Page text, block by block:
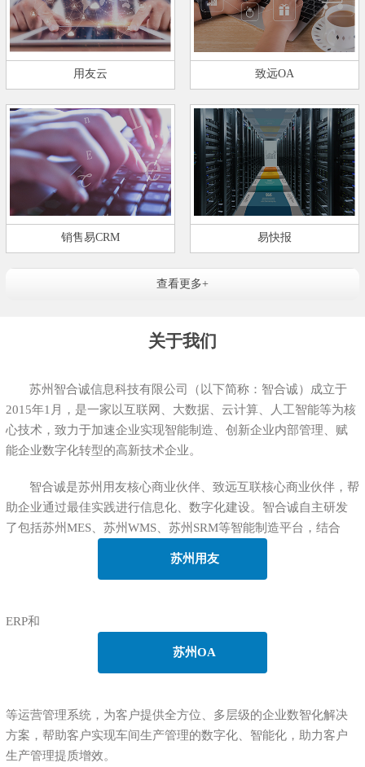
用友云 致远OA
销售易CRM 易快报
查看更多+
关于我们
苏州智合诚信息科技有限公司（以下简称：智合诚）成立于
2015年1月，是一家以互联网、大数据、云计算、人工智能等为核
心技术，致力于加速企业实现智能制造、创新企业内部管理、赋
能企业数字化转型的高新技术企业。
智合诚是苏州用友核心商业伙伴、致远互联核心商业伙伴，帮
助企业通过最佳实践进行信息化、数字化建设。智合诚自主研发
了包括苏州MES、苏州WMS、苏州SRM等智能制造平台，结合
苏州用友
ERP和
苏州OA
等运营管理系统，为客户提供全方位、多层级的企业数智化解决
方案，帮助客户实现车间生产管理的数字化、智能化，助力客户
生产管理提质增效。